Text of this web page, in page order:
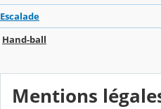
Escalade
Hand-ball
Mentions